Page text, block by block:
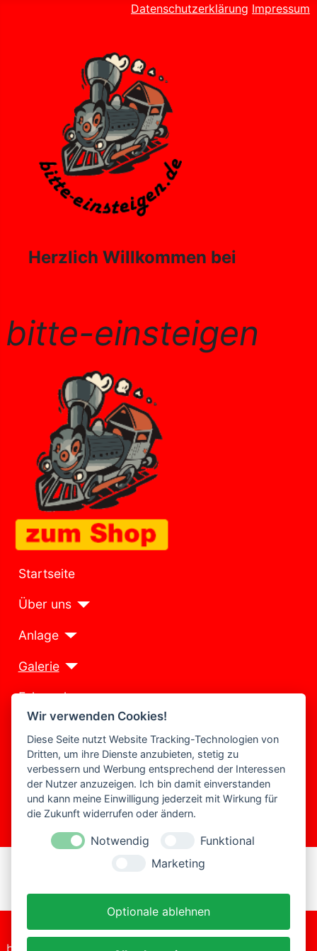
Datenschutzerklärung Impressum
Herzlich Willkommen bei
bitte-einsteigen
Startseite
Über uns
Anlage
Galerie
Fuhrpark
Presse
Kontakt
Historie
Wir verwenden Cookies!
Diese Seite nutzt Website Tracking-Technologien von
Dritten, um ihre Dienste anzubieten, stetig zu
verbessern und Werbung entsprechend der Interessen
der Nutzer anzuzeigen. Ich bin damit einverstanden
und kann meine Einwilligung jederzeit mit Wirkung für
die Zukunft widerrufen oder ändern.
Notwendig
Funktional
Marketing
Optionale ablehnen